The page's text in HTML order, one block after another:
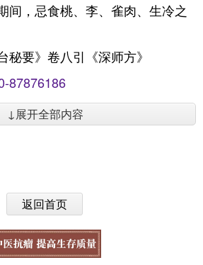
间，忌食桃、李、雀肉、生冷之
秘要》卷八引《深师方》
87876186
↓展开全部内容
返回首页